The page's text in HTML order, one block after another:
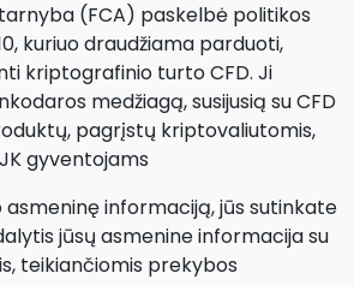
(FCA) paskelbė politikos
kuriuo draudžiama parduoti,
kriptografinio turto CFD. Ji
medžiagą, susijusią su CFD
pagrįstų kriptovaliutomis,
gyventojams
asmeninę informaciją, jūs sutinkate
jūsų asmenine informacija su
teikiančiomis prekybos